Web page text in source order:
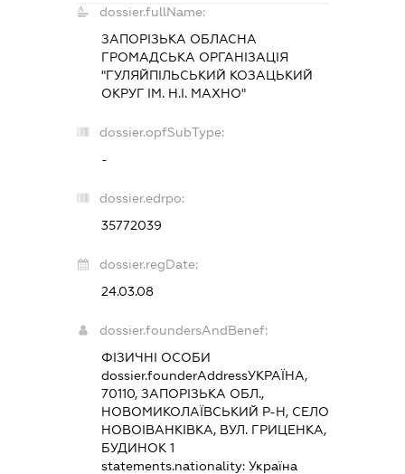
dossier.fullName:
ЗАПОРІЗЬКА ОБЛАСНА
ГРОМАДСЬКА ОРГАНІЗАЦІЯ
"ГУЛЯЙПІЛЬСЬКИЙ КОЗАЦЬКИЙ
ОКРУГ ІМ. Н.І. МАХНО"
dossier.opfSubType:
-
dossier.edrpo:
35772039
dossier.regDate:
24.03.08
dossier.foundersAndBenef:
ФІЗИЧНІ ОСОБИ
dossier.founderAddressУКРАЇНА,
70110, ЗАПОРІЗЬКА ОБЛ.,
НОВОМИКОЛАЇВСЬКИЙ Р-Н, СЕЛО
НОВОІВАНКІВКА, ВУЛ. ГРИЦЕНКА,
БУДИНОК 1
statements.nationality: Україна